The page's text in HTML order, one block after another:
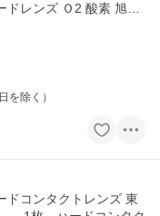
レンズ Ｏ2 酸素 旭化
を除く）
ドコンタクトレンズ 東